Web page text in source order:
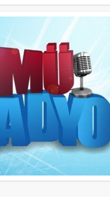
Tarihi
Belediyesi bünyesinde bu
gösterişli bir törenle
birlikte...